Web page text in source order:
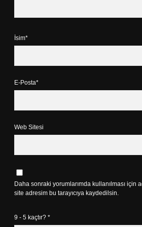
İsim*
E-Posta*
Web Sitesi
Daha sonraki yorumlarımda kullanılması için
site adresim bu tarayıcıya kaydedilsin.
9 - 5 kaçtır? *